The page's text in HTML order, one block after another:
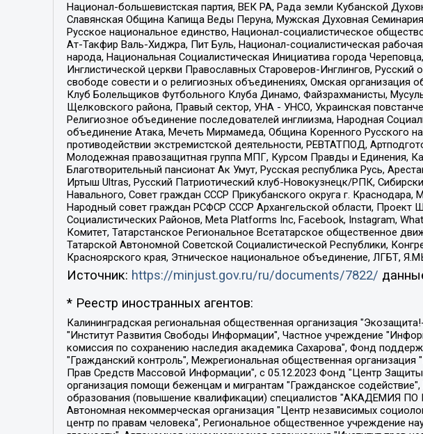
Национал-большевистская партия, ВЕК РА, Рада земли Кубанской
Славянская Община Капища Веды Перуна, Мужская Духовная
Русское национальное единство, Национал-социалистическое
Ат-Такфир Валь-Хиджра, Пит Буль, Национал-социалистическая
народа, Национальная Социалистическая Инициатива города
Инглистической церкви Православных Староверов-Инглингов,
свободе совести и о религиозных объединениях, Омская организация
Клуб Болельщиков Футбольного Клуба Динамо, Файзрахманисты,
Щелковского района, Правый сектор, УНА - УНСО, Украинская
Религиозное объединение последователей инглиизма, Народная
объединение Атака, Мечеть Мирмамеда, Община Коренного Русского
противодействии экстремистской деятельности, РЕВТАТПОД,
Молодежная правозащитная группа МПГ, Курсом Правды и Единения,
Благотворительный пансионат Ак Умут, Русская республика Русь,
Иртыш Ultras, Русский Патриотический клуб-Новокузнецк/РПК,
Навального, Совет граждан СССР Прикубанского округа г.
Народный совет граждан РСФСР СССР Архангельской области, Проект
Социалистических Районов, Meta Platforms Inc, Facebook, Instagram,
Комитет, Татарстанское Региональное Всетатарское общественное
Татарской Автономной Советской Социалистической Республики,
Красноярского края, Этническое национальное объединение, ЛГБТ,
Источник: https://minjust.gov.ru/ru/documents/7822/
* Реестр иностранных агентов:
Калининградская региональная общественная организация "Экозащита!-Женсовет", Фонд содействия защите прав и свобод граждан "Общественный вердикт", Фонд "Институт Развития Свободы Информации", Частное учреждение "Информационное агентство МЕМО. РУ", Региональная общественная организация "Общественная комиссия по сохранению наследия академика Сахарова", Фонд поддержки свободы прессы, Санкт-Петербургская общественная правозащитная организация "Гражданский контроль", Межрегиональная общественная организация "Информационно-просветительский центр "Мемориал", Региональный Фонд "Центр Защиты Прав Средств Массовой Информации", с 05.12.2023 Фонд "Центр Защиты Прав Средств массовой информации", Региональная общественная благотворительная организация помощи беженцам и мигрантам "Гражданское содействие", Негосударственное образовательное учреждение дополнительного профессионального образования (повышение квалификации) специалистов "АКАДЕМИЯ ПО ПРАВАМ ЧЕЛОВЕКА", Свердловская региональная общественная организация "Сутяжник", Автономная некоммерческая организация "Центр независимых социологических исследований", Союз общественных объединений "Российский исследовательский центр по правам человека", Региональное общественное учреждение научно-информационный центр "МЕМОРИАЛ", Некоммерческая организация "Фонд защиты гласности", Автономная некоммерческая организация "Институт прав человека", Городская общественная организация "Екатеринбургское общество "МЕМОРИАЛ", Городская общественная организация "Рязанское историко-просветительское и правозащитное общество "Мемориал" (Рязанский Мемориал), Челябинский региональный орган общественной самодеятельности – женское общественное объединение "Женщины Евразии", Челябинский региональный орган общественной самодеятельности "Уральская правозащитная группа", Фонд содействия защите здоровья и социальной справедливости имени Андрея Рылькова, Автономная Некоммерческая Организация "Аналитический Центр Юрия Левады", Автономная некоммерческая организация социальной поддержки населения "Проект Апрель", Региональная общественная организация помощи женщинам и детям, находящимся в кризисной ситуации "Информационно-методический центр "Анна", Фонд содействия развитию массовых коммуникаций и правовому просвещению "Так-так-Так", Фонд содействия устойчивому развитию "Серебряная тайга", Свердловский региональный общественный фонд социальных проектов "Новое время", "Idel.Реалии", Кавказ.Реалии, Крым.Реалии, Телеканал Настоящее Время, Татаро-башкирская служба Радио Свобода (Azatliq Radiosi), Радио Свободная Европа/Радио Свобода (PCE/PC), "Сибирь.Реалии", "Фактограф", Благотворительный фонд помощи осужденным и их семьям, Автономная некоммерческая организация "Институт глобализации и социальных движений", Фонд "В защиту прав заключенных", Частное учреждение "Центр поддержки и содействия развитию средств массовой информации", Пензенский региональный общественный благотворительный фонд "Гражданский союз", "Север.Реалии", Некоммерческая организация Фонд "Правовая инициатива", Общество с ограниченной ответственностью "Радио Свободная Европа/Радио Свобода", Чешское информационное агентство "MEDIUM-ORIENT", Красноярская региональная общественная организация "Мы против СПИДа", Камалягин Денис Николаевич, Маркелов Сергей Евгеньевич, Пономарев Лев Александрович, Савицкая Людмила Алексеевна, Автономная некоммерческая организация "Центр по работе с проблемой насилия "НАСИЛИЮ.НЕТ", Межрегиональный профессиональный союз работников здравоохранения "Альянс врачей", Юридическое лицо, зарегистрированное в Латвийской Республике, SIA "Medusa Project" (регистрационный номер 40103797863, дата регистрации 10.06.2014), Некоммерческая организация "Фонд по борьбе с коррупцией", Автономная некоммерческая организация "Институт права и публичной политики", Баданин Роман Сергеевич, Гликин Максим Александрович, Железнова Мария Михайловна, Лукьянова Юлия Сергеевна, Маетная Елизавета Витальевна, Маняхин Петр Борисович, Чуракова Ольга Владимировна, Ярош Юлия Петровна, Юридическое лицо "The Insider SIA", зарегистрированное в Риге, Латвийская Республика (дата регистрации 26.06.2015), являющееся администратором доменного имени интернет-издания "The Insider SIA", https://theins.ru, Постернак Алексей Евгеньевич, Рубин